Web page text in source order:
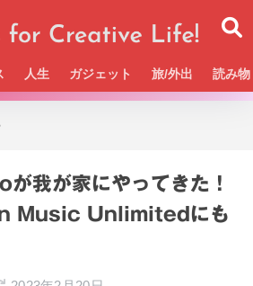
人生 ガジェット 旅/外出 読み物
動＆SNSまとめはこちら
我が家にやってきた！
Music Unlimitedにも